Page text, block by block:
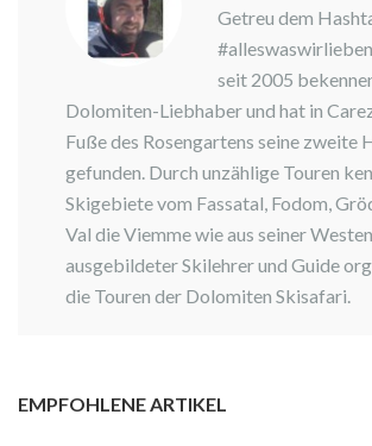
Getreu dem
seit 2005
Dolomiten-Liebhaber und hat in
Fuße des Rosengartens seine zweite
gefunden. Durch unzählige Touren
Skigebiete vom Fassatal, Fodom,
Val die Viemme wie aus seiner
ausgebildeter Skilehrer und Guide
die Touren der Dolomiten Skisafari.
EMPFOHLENE ARTIKEL